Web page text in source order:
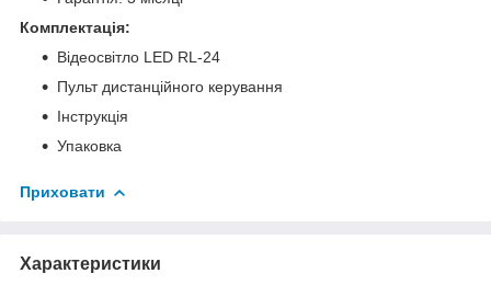
Комплектація:
Відеосвітло LED RL-24
Пульт дистанційного керування
Інструкція
Упаковка
Приховати
Характеристики